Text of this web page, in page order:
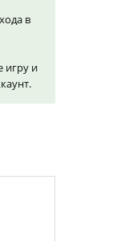
в
игру и